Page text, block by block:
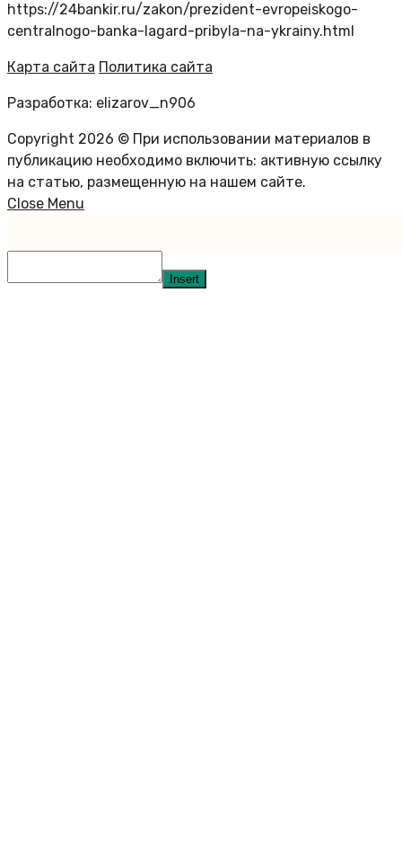
https://24bankir.ru/zakon/prezident-evropeiskogo-
centralnogo-banka-lagard-pribyla-na-ykrainy.html
Карта сайта Политика сайта
Разработка: elizarov_n906
Copyright 2026 © При использовании материалов в
публикацию необходимо включить: активную ссылку
на статью, размещенную на нашем сайте.
Close Menu
Insert